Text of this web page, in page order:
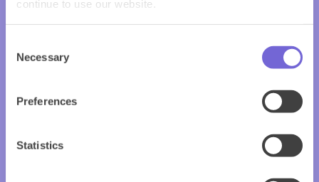
continue to use our website.
Selection
Necessary
Preferences
Statistics